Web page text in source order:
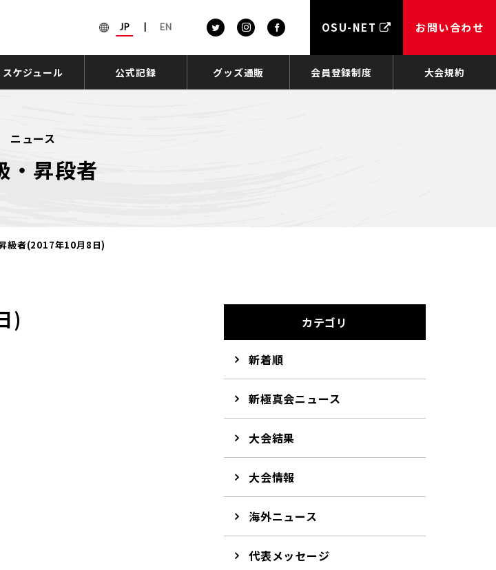
JP EN OSU-NET お問い合わせ
スケジュール 公式記録 グッズ通販 会員登録制度 大会規約
ニュース
・昇段者
級者(2017年10月8日)
) カテゴリ
新着順
新極真会ニュース
大会結果
大会情報
海外ニュース
代表メッセージ